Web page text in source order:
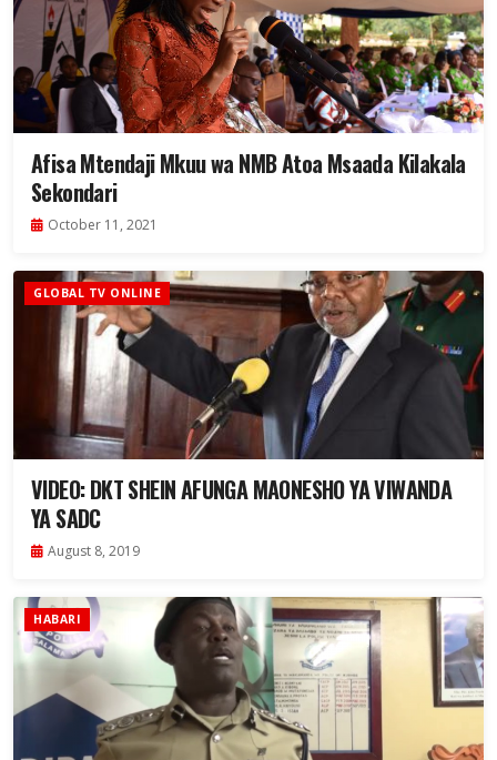
Afisa Mtendaji Mkuu wa NMB Atoa Msaada Kilakala
Sekondari
October 11, 2021
GLOBAL TV ONLINE
VIDEO: DKT SHEIN AFUNGA MAONESHO YA VIWANDA
YA SADC
August 8, 2019
HABARI